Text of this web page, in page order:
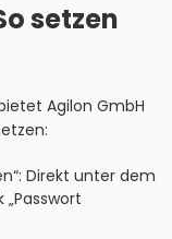
setzen
Agilon GmbH
Direkt unter dem